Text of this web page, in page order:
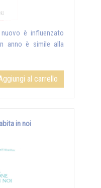
è influenzato
anno è simile alla
al carrello
in noi